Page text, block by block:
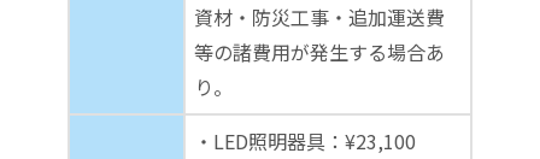
資材・防災工事・追加運送費
等の諸費用が発生する場合あ
り。
・LED照明器具：¥23,100